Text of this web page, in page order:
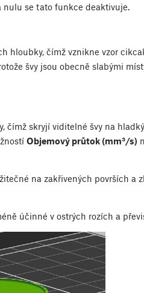
nulu se tato funkce deaktivuje.
hloubky, čímž vznikne vzor
švy jsou obecně slabými
čímž skryjí viditelné švy na
Objemový průtok (mm³/s)
na zakřivených površích a
účinné v ostrých rozích a